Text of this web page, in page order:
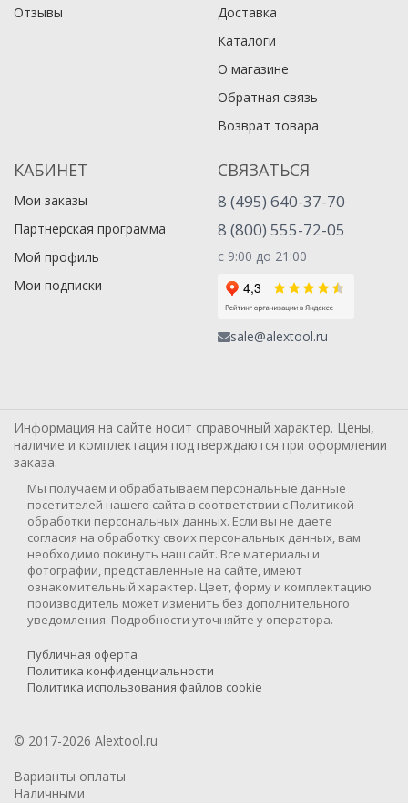
Отзывы
Доставка
Каталоги
О магазине
Обратная связь
Возврат товара
КАБИНЕТ
Мои заказы
Партнерская программа
Мой профиль
Мои подписки
СВЯЗАТЬСЯ
8 (495) 640-37-70
8 (800) 555-72-05
с 9:00 до 21:00
sale@alextool.ru
Информация на сайте носит справочный характер. Цены,
наличие и комплектация подтверждаются при оформлении
заказа.
Мы получаем и обрабатываем персональные данные
посетителей нашего сайта в соответствии с Политикой
обработки персональных данных. Если вы не даете
согласия на обработку своих персональных данных, вам
необходимо покинуть наш сайт. Все материалы и
фотографии, представленные на сайте, имеют
ознакомительный характер. Цвет, форму и комплектацию
производитель может изменить без дополнительного
уведомления. Подробности уточняйте у оператора.
Публичная оферта
Политика конфиденциальности
Политика использования файлов cookie
© 2017-2026 Alextool.ru
Варианты оплаты
Наличными